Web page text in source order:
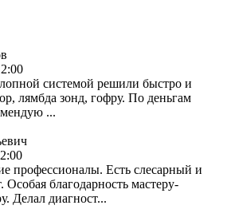
системой решили быстро и
лямбда зонд, гофру. По деньгам
...
профессионалы. Есть слесарный и
Особая благодарность мастеру-
Делал диагност...